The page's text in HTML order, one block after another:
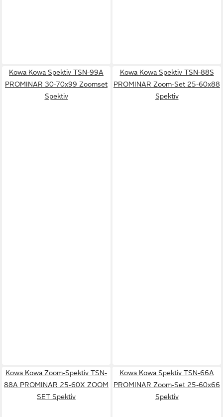
Kowa Kowa Spektiv TSN-99A
PROMINAR 30-70x99 Zoomset
Spektiv
Kowa Kowa Spektiv TSN-88S
PROMINAR Zoom-Set 25-60x88
Spektiv
Kowa Kowa Zoom-Spektiv TSN-
88A PROMINAR 25-60X ZOOM
SET Spektiv
Kowa Kowa Spektiv TSN-66A
PROMINAR Zoom-Set 25-60x66
Spektiv